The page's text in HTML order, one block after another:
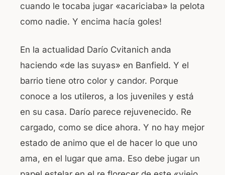
cuando le tocaba jugar «acariciaba» la pelota
como nadie. Y encima hacía goles!
En la actualidad Darío Cvitanich anda
haciendo «de las suyas» en Banfield. Y el
barrio tiene otro color y candor. Porque
conoce a los utileros, a los juveniles y está
en su casa. Darío parece rejuvenecido. Re
cargado, como se dice ahora. Y no hay mejor
estado de animo que el de hacer lo que uno
ama, en el lugar que ama. Eso debe jugar un